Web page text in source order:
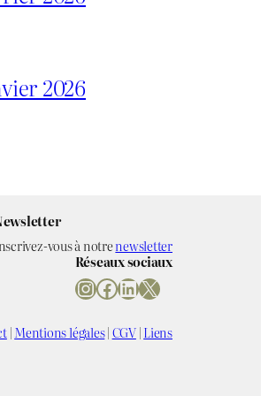
2026
vous à notrenewsletter
Réseaux sociaux
InstagramFacebook LinkedIn X
|Mentions légales|CGV|Liens